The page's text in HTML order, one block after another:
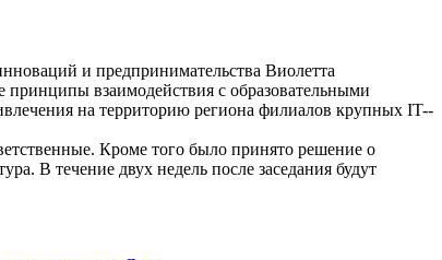
и предпринимательства Виолетта
взаимодействия с образовательными
на территорию региона филиалов крупных IT-­
Кроме того было принято решение о
В течение двух недель после заседания будут